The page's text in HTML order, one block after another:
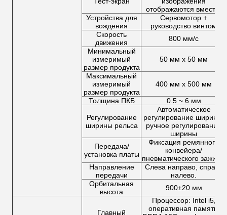
отображаются вместе)
Устройства для
вождения
Сервомотор +
руководство винтом
Скорость
движения
800 мм/с
Минимальный
измеримый
размер продукта
50 мм х 50 мм
Максимальный
измеримый
размер продукта
400 мм х 500 мм
Толщина ПКБ 0.5 ~ 6 мм
Регулирование
ширины рельса
Автоматическое
регулирование ширины,
ручное регулирование
ширины
Передача/
установка платы
Фиксация ремянного
конвейера/
пневматического зажима
Направление
передачи
Слева направо, справа
налево.
Орбитальная
высота
900±20 мм
Главный
Процессор: Intel i5,
оперативная память: